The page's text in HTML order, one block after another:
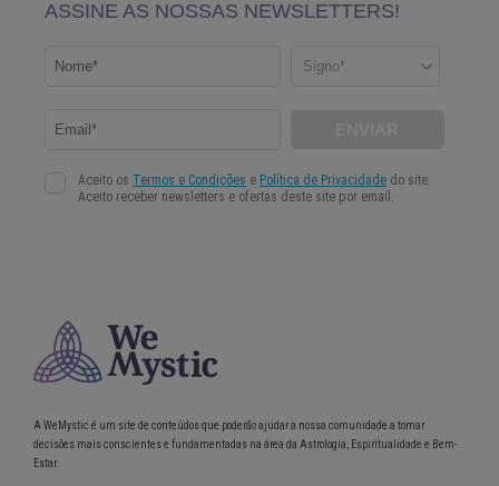
A WeMystic é um site de conteúdos que poderão ajudar a nossa comunidade a tomar
decisões mais conscientes e fundamentadas na área da Astrologia, Espiritualidade e Bem-
Estar.